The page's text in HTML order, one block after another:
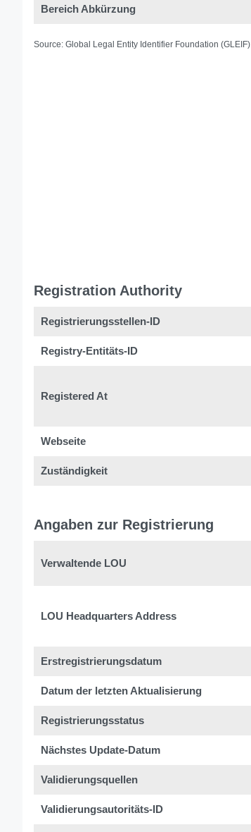
Bereich Abkürzung
Source: Global Legal Entity Identifier Foundation (GLEIF)
Registration Authority
Registrierungsstellen-ID
Registry-Entitäts-ID
Registered At
Webseite
Zuständigkeit
Angaben zur Registrierung
Verwaltende LOU
LOU Headquarters Address
Erstregistrierungsdatum
Datum der letzten Aktualisierung
Registrierungsstatus
Nächstes Update-Datum
Validierungsquellen
Validierungsautoritäts-ID